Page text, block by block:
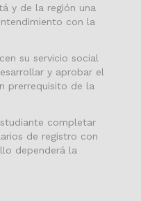
y de la región una
con la
su servicio social
y aprobar el
prerrequisito de la
completar
de registro con
dependerá la